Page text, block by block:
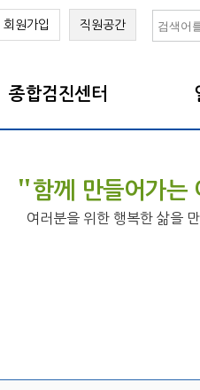
회원가입 직원공간
종합검진센터
"함께 만들어가는
여러분을 위한 행복한 삶을